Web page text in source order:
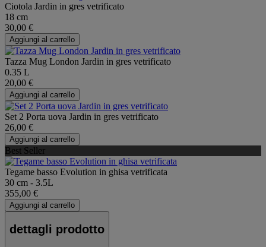
Ciotola Jardin in gres vetrificato
18 cm
30,00 €
Aggiungi al carrello
Tazza Mug London Jardin in gres vetrificato
0.35 L
20,00 €
Aggiungi al carrello
Set 2 Porta uova Jardin in gres vetrificato
26,00 €
Aggiungi al carrello
Best Seller
Tegame basso Evolution in ghisa vetrificata
30 cm - 3.5L
355,00 €
Aggiungi al carrello
dettagli prodotto